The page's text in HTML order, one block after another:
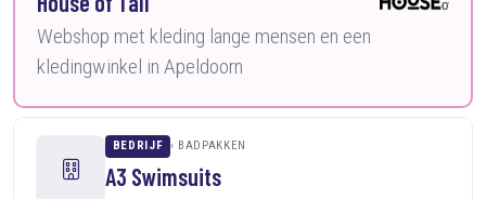
Webshop met kleding lange mensen en een
kledingwinkel in Apeldoorn
BEDRIJF BADPAKKEN
A3 Swimsuits